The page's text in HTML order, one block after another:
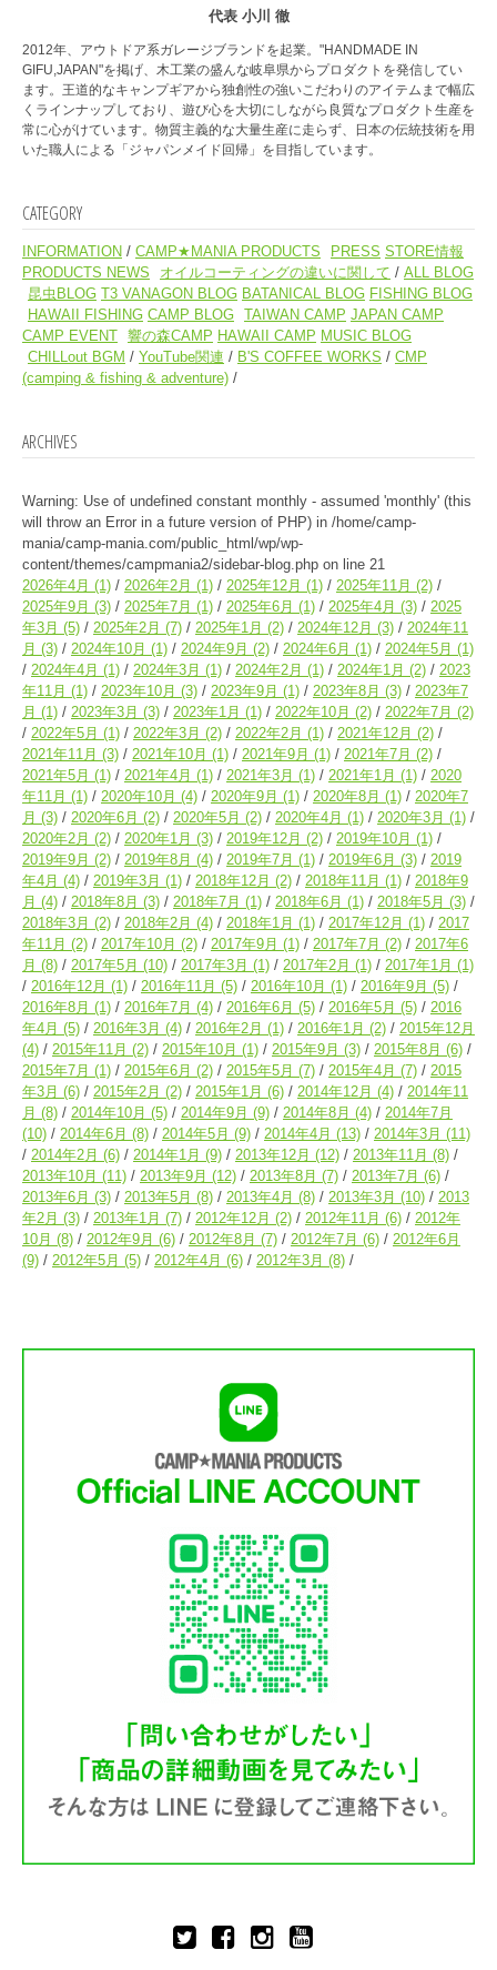
代表 小川 徹
2012年、アウトドア系ガレージブランドを起業。"HANDMADE IN
GIFU,JAPAN"を掲げ、木工業の盛んな岐阜県からプロダクトを発信してい
ます。王道的なキャンプギアから独創性の強いこだわりのアイテムまで幅広
くラインナップしており、遊び心を大切にしながら良質なプロダクト生産を
常に心がけています。物質主義的な大量生産に走らず、日本の伝統技術を用
いた職人による「ジャパンメイド回帰」を目指しています。
CATEGORY
INFORMATION CAMP★MANIA PRODUCTS PRESS STORE情報
PRODUCTS NEWS
オイルコーティングの違いに関して
ALL BLOG
昆虫BLOG T3 VANAGON BLOG BATANICAL BLOG FISHING BLOG
HAWAII FISHING CAMP BLOG TAIWAN CAMP JAPAN CAMP
CAMP EVENT 響の森CAMP HAWAII CAMP MUSIC BLOG
CHILLout BGM
YouTube関連 B'S COFFEE WORKS
CMP
(camping & fishing & adventure)
ARCHIVES
Warning: Use of undefined constant monthly - assumed 'monthly' (this
will throw an Error in a future version of PHP) in /home/camp-
mania/camp-mania.com/public_html/wp/wp-
content/themes/campmania2/sidebar-blog.php on line 21
2026年4月 (1) 2026年2月 (1) 2025年12月 (1) 2025年11月 (2)
2025年9月 (3) 2025年7月 (1) 2025年6月 (1) 2025年4月 (3)
2025
年3月 (5) 2025年2月 (7) 2025年1月 (2) 2024年12月 (3)
2024年11
月 (3) 2024年10月 (1) 2024年9月 (2) 2024年6月 (1) 2024年5月 (1)
2024年4月 (1) 2024年3月 (1) 2024年2月 (1) 2024年1月 (2)
2023
年11月 (1) 2023年10月 (3) 2023年9月 (1) 2023年8月 (3)
2023年7
月 (1) 2023年3月 (3) 2023年1月 (1) 2022年10月 (2) 2022年7月 (2)
2022年5月 (1) 2022年3月 (2) 2022年2月 (1) 2021年12月 (2)
2021年11月 (3) 2021年10月 (1) 2021年9月 (1) 2021年7月 (2)
2021年5月 (1) 2021年4月 (1) 2021年3月 (1) 2021年1月 (1)
2020
年11月 (1) 2020年10月 (4) 2020年9月 (1) 2020年8月 (1)
2020年7
月 (3) 2020年6月 (2) 2020年5月 (2) 2020年4月 (1) 2020年3月 (1)
2020年2月 (2) 2020年1月 (3) 2019年12月 (2) 2019年10月 (1)
2019年9月 (2) 2019年8月 (4) 2019年7月 (1) 2019年6月 (3)
2019
年4月 (4) 2019年3月 (1) 2018年12月 (2) 2018年11月 (1)
2018年9
月 (4) 2018年8月 (3) 2018年7月 (1) 2018年6月 (1) 2018年5月 (3)
2018年3月 (2) 2018年2月 (4) 2018年1月 (1) 2017年12月 (1)
2017
年11月 (2) 2017年10月 (2) 2017年9月 (1) 2017年7月 (2)
2017年6
月 (8) 2017年5月 (10) 2017年3月 (1) 2017年2月 (1) 2017年1月 (1)
2016年12月 (1) 2016年11月 (5) 2016年10月 (1) 2016年9月 (5)
2016年8月 (1) 2016年7月 (4) 2016年6月 (5) 2016年5月 (5)
2016
年4月 (5) 2016年3月 (4) 2016年2月 (1) 2016年1月 (2)
2015年12月
(4)
2015年11月 (2) 2015年10月 (1) 2015年9月 (3) 2015年8月 (6)
2015年7月 (1) 2015年6月 (2) 2015年5月 (7) 2015年4月 (7)
2015
年3月 (6) 2015年2月 (2) 2015年1月 (6) 2014年12月 (4)
2014年11
月 (8) 2014年10月 (5) 2014年9月 (9) 2014年8月 (4)
2014年7月
(10)
2014年6月 (8) 2014年5月 (9) 2014年4月 (13) 2014年3月 (11)
2014年2月 (6) 2014年1月 (9) 2013年12月 (12) 2013年11月 (8)
2013年10月 (11) 2013年9月 (12) 2013年8月 (7) 2013年7月 (6)
2013年6月 (3) 2013年5月 (8) 2013年4月 (8) 2013年3月 (10)
2013
年2月 (3) 2013年1月 (7) 2012年12月 (2) 2012年11月 (6)
2012年
10月 (8) 2012年9月 (6) 2012年8月 (7) 2012年7月 (6)
2012年6月
(9)
2012年5月 (5) 2012年4月 (6) 2012年3月 (8)